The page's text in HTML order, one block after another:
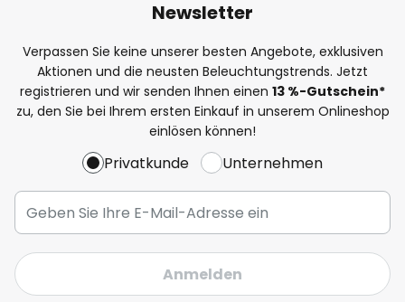
Newsletter
Verpassen Sie keine unserer besten Angebote, exklusiven
Aktionen und die neusten Beleuchtungstrends. Jetzt
registrieren und wir senden Ihnen einen 13 %-Gutschein*
zu, den Sie bei Ihrem ersten Einkauf in unserem Onlineshop
einlösen können!
Privatkunde Unternehmen
Anmelden